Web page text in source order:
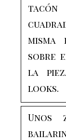
tacón
sobre
la
looks.
Unos